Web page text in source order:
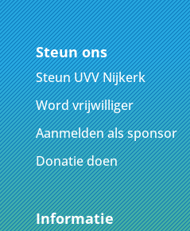
Steun ons
Steun UVV Nijkerk
Word vrijwilliger
Aanmelden als sponsor
Donatie doen
Informatie